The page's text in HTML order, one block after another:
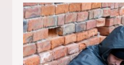
Mutter freigesprochen!